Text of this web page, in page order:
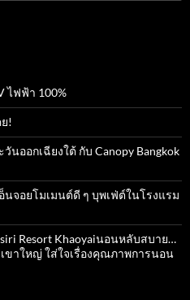
ไฟฟ้า 100%
!
นออกเฉียงใต้ กับ Canopy Bangkok
จอยโมเมนต์ดี ๆ บุพเฟ่ต์ในโรงแรม
Resort​ Khaoyaiนอนหลับสบาย…
ขาใหญ่ ใส่ใจเรื่องคุณภาพการนอน